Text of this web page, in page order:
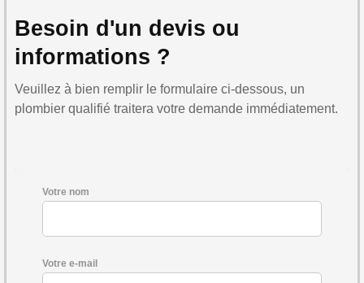
Besoin d'un devis ou
informations ?
Veuillez à bien remplir le formulaire ci-dessous, un
plombier qualifié traitera votre demande immédiatement.
Votre nom
Votre e-mail